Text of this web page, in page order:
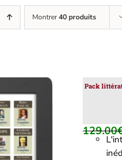
Montrer40 produits
Pack
129.00